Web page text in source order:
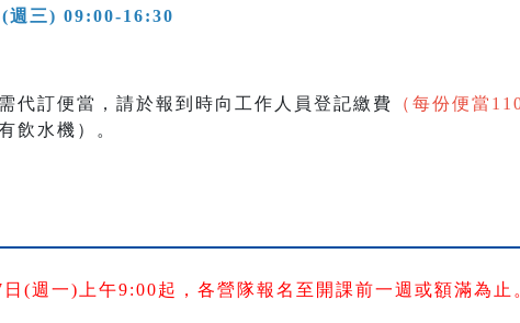
週三) 09:00-16:30
代訂便當，請於報到時向工作人員登記繳費 （每份便當
飲水機）。
(週一)上午9:00起，各營隊報名至開課前一週或額滿為止